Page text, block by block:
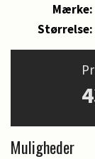
Mærke:
Størrelse:
Muligheder